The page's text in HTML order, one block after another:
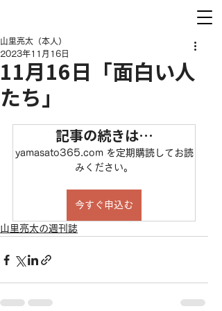
11月16日「面白い人
たち」
山里亮太（本人）
2023年11月16日
記事の続きは…
yamasato365.com を定期購読してお読
みください。
今すぐ申込む
山里亮太の週刊誌